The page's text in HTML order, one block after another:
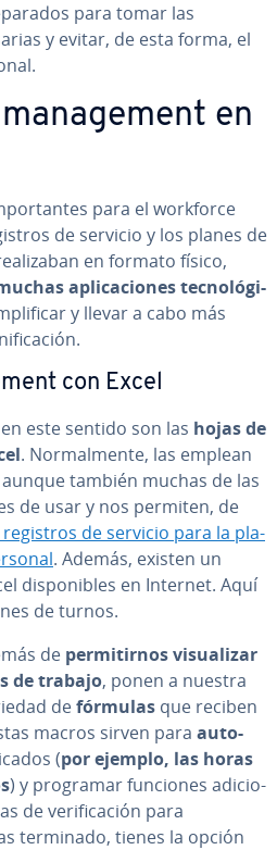
para tomar las
y evitar, de esta forma, el
en
para el workforce
de servicio y los planes de
en formato físico,
apli­ca­cio­nes te­c­no­ló­gi­
y llevar a cabo más
con Excel
este sentido son las hojas de
. No­r­ma­l­me­n­te, las emplean
también muchas de las
de usar y nos permiten, de
de servicio para la pla­
. Además, existen un
di­s­po­ni­bles en Internet. Aquí
de turnos.
de pe­r­mi­ti­r­nos vi­sua­li­zar
de trabajo, ponen a nuestra
defórmulas que reciben
macros sirven para au­to­
(por ejemplo, las horas
) y programar funciones adi­cio­
de ve­ri­fi­ca­ción para
terminado, tienes la opción